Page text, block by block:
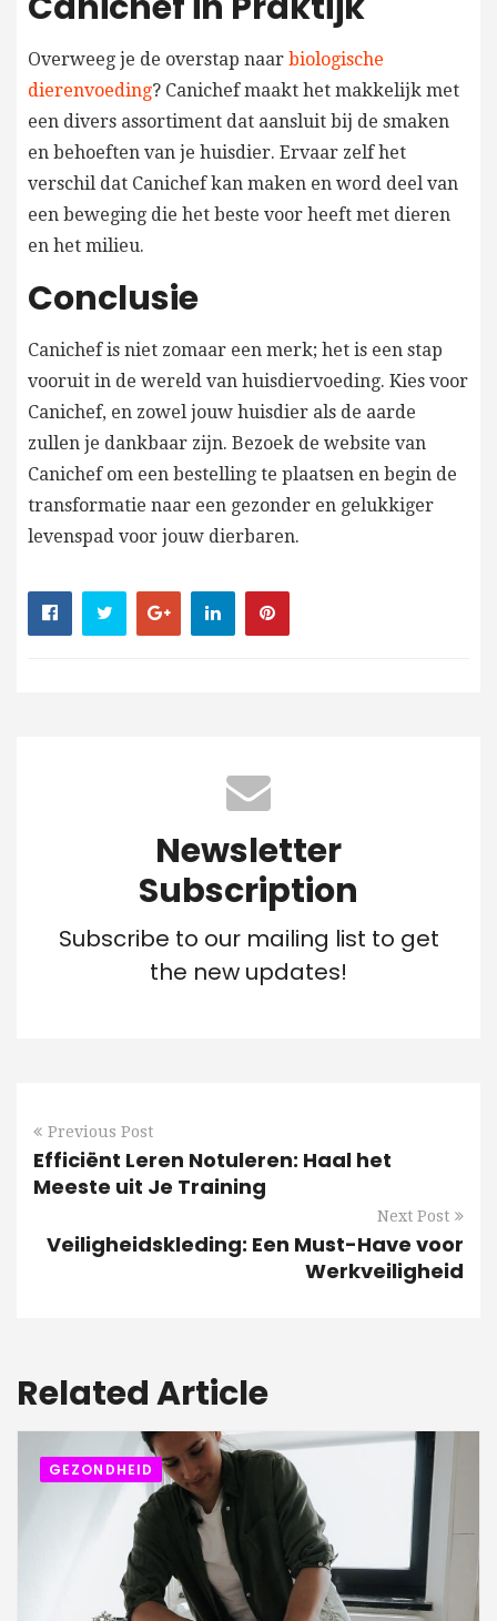
Overweeg je de overstap naar biologische
dierenvoeding? Canichef maakt het makkelijk met
een divers assortiment dat aansluit bij de smaken
en behoeften van je huisdier. Ervaar zelf het
verschil dat Canichef kan maken en word deel van
een beweging die het beste voor heeft met dieren
en het milieu.
Conclusie
Canichef is niet zomaar een merk; het is een stap
vooruit in de wereld van huisdiervoeding. Kies voor
Canichef, en zowel jouw huisdier als de aarde
zullen je dankbaar zijn. Bezoek de website van
Canichef om een bestelling te plaatsen en begin de
transformatie naar een gezonder en gelukkiger
levenspad voor jouw dierbaren.
Newsletter
Subscription
Subscribe to our mailing list to get
the new updates!
Previous Post
Efficiënt Leren Notuleren: Haal het
Meeste uit Je Training
Next Post
Veiligheidskleding: Een Must-Have voor
Werkveiligheid
Related Article
GEZONDHEID